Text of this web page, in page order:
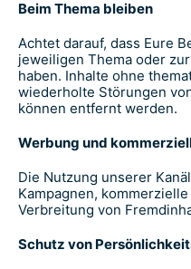
Beim Thema bleiben
Achtet darauf, dass Eure
jeweiligen Thema oder
haben. Inhalte ohne
wiederholte Störungen
können entfernt werden.
Werbung und
Die Nutzung unserer
Kampagnen,
Verbreitung von
Schutz von